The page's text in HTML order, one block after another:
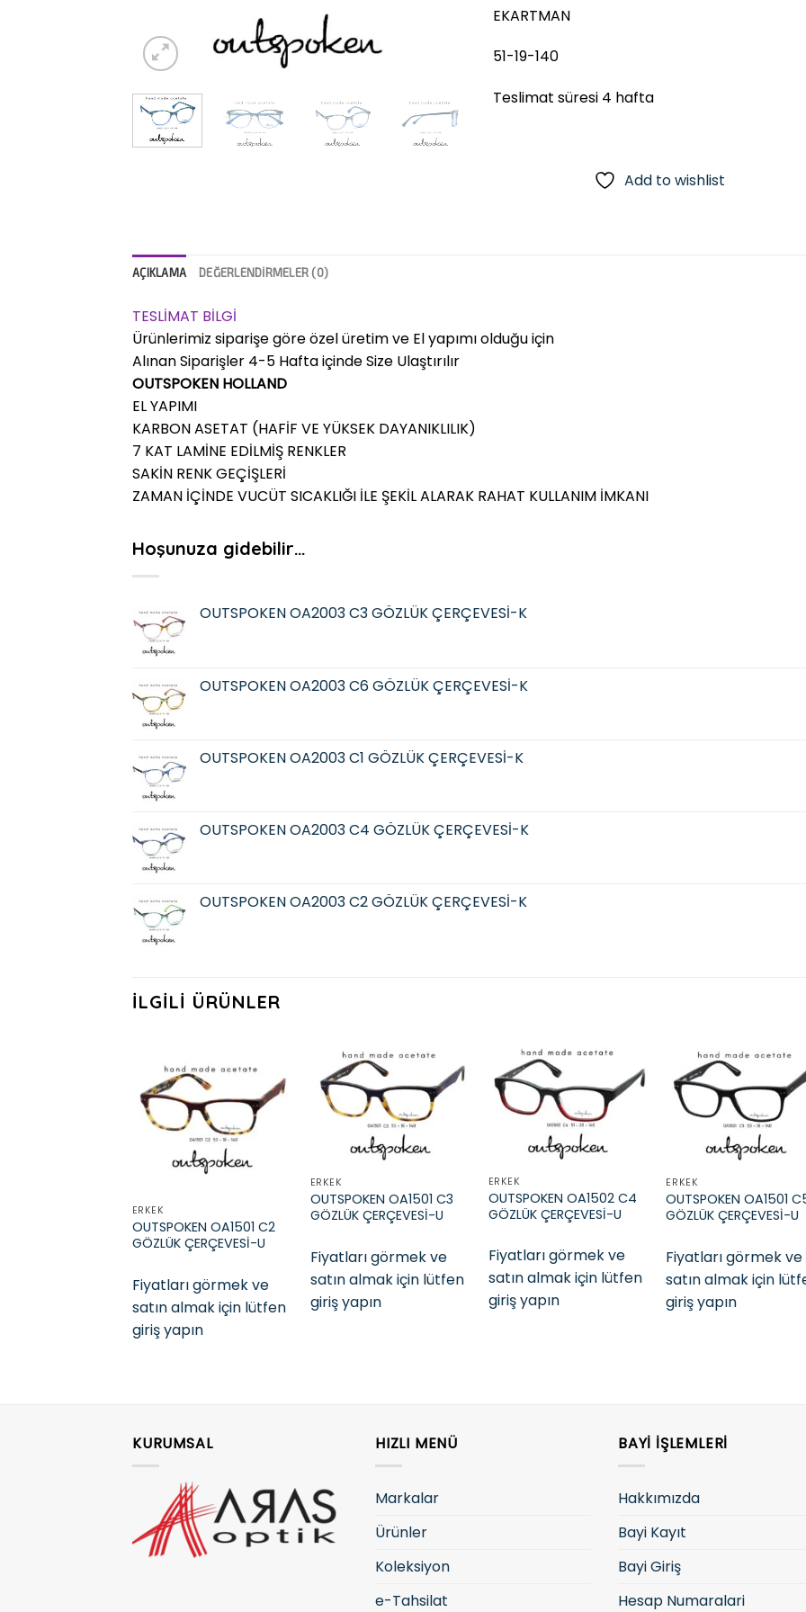
EKARTMAN
51-19-140
Teslimat süresi 4 hafta
Add to wishlist
AÇIKLAMA DEĞERLENDIRMELER (0)
TESLİMAT BİLGİ
Ürünlerimiz siparişe göre özel üretim ve El yapımı olduğu için
Alınan Siparişler 4-5 Hafta içinde Size Ulaştırılır
OUTSPOKEN HOLLAND
EL YAPIMI
KARBON ASETAT (HAFİF VE YÜKSEK DAYANIKLILIK)
7 KAT LAMİNE EDİLMİŞ RENKLER
SAKİN RENK GEÇİŞLERİ
ZAMAN İÇİNDE VUCÜT SICAKLIĞI İLE ŞEKİL ALARAK RAHAT KULLANIM İMKANI
Hoşunuza gidebilir…
OUTSPOKEN OA2003 C3 GÖZLÜK ÇERÇEVESİ-K
OUTSPOKEN OA2003 C6 GÖZLÜK ÇERÇEVESİ-K
OUTSPOKEN OA2003 C1 GÖZLÜK ÇERÇEVESİ-K
OUTSPOKEN OA2003 C4 GÖZLÜK ÇERÇEVESİ-K
OUTSPOKEN OA2003 C2 GÖZLÜK ÇERÇEVESİ-K
İLGILI ÜRÜNLER
Add to
wishlist
ERKEK
OUTSPOKEN OA1501 C2
GÖZLÜK ÇERÇEVESİ-U
Fiyatları görmek ve
satın almak için lütfen
giriş yapın
Add to
ERKEK
OUTSPOKEN OA1501 C3
GÖZLÜK ÇERÇEVESİ-U
Fiyatları görmek ve
satın almak için lütfen
giriş yapın
Add to
ERKEK
OUTSPOKEN OA1502 C4
GÖZLÜK ÇERÇEVESİ-U
Fiyatları görmek ve
satın almak için lütfen
giriş yapın
Add
ERKEK
OUTSPOKEN OA1501
GÖZLÜK ÇERÇEVESİ-U
Fiyatları görmek ve
satın almak için
giriş yapın
KURUMSAL HIZLI MENÜ
Markalar
Ürünler
Koleksiyon
e-Tahsilat
BAYI İŞLEMLERI
Hakkımızda
Bayi Kayıt
Bayi Giriş
Hesap Numaralari